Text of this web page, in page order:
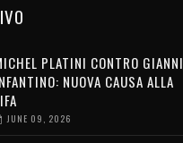
PLATINI CONTRO GIANNI
NUOVA CAUSA ALLA
JUNE 09, 2026